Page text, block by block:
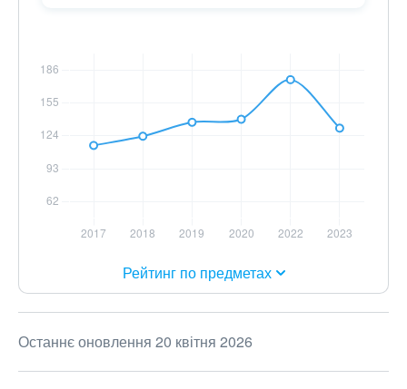
Рейтинг по предметах
Останнє оновлення 20 квітня 2026